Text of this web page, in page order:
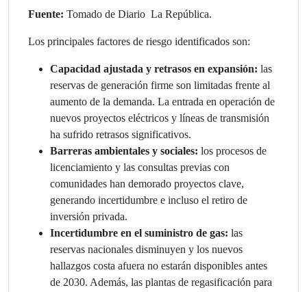
Fuente: Tomado de Diario La República.
Los principales factores de riesgo identificados son:
Capacidad ajustada y retrasos en expansión: las
reservas de generación firme son limitadas frente al
aumento de la demanda. La entrada en operación de
nuevos proyectos eléctricos y líneas de transmisión
ha sufrido retrasos significativos.
Barreras ambientales y sociales: los procesos de
licenciamiento y las consultas previas con
comunidades han demorado proyectos clave,
generando incertidumbre e incluso el retiro de
inversión privada.
Incertidumbre en el suministro de gas: las
reservas nacionales disminuyen y los nuevos
hallazgos costa afuera no estarán disponibles antes
de 2030. Además, las plantas de regasificación para